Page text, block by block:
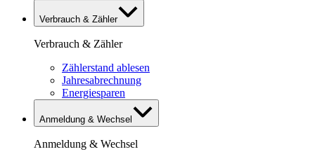
Verbrauch & Zähler
Verbrauch & Zähler
Zählerstand ablesen
Jahresabrechnung
Energiesparen
Anmeldung & Wechsel
Anmeldung & Wechsel